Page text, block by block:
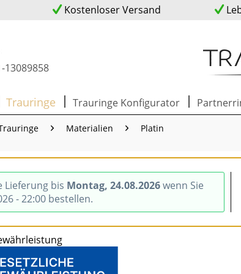
Kostenloser Versand
13089858
Trauringe Trauringe Konfigurator
Materialien Platin
Lieferung bis Montag, 24.08.2026wenn Sie
- 22:00 bestellen.